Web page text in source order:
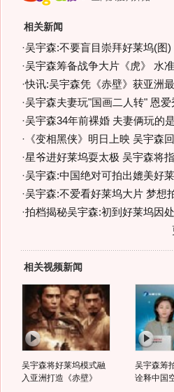
相关新闻
·吴宇森:不要盲目崇拜好莱坞(图)
·吴宇森筹备战争大片《虎》 水准
·快讯:吴宇森凭《赤壁》获亚洲
·吴宇森夫妻玩"国画二人转" 恩爱
·吴宇森34年前裸婚 夫妻俩玩的
· 《变相黑侠》明日上映 吴宇森
·星爷进好莱坞耍太极 吴宇森将
·吴宇森:中国绝对可拍出媲美好
·吴宇森:不爱看好莱坞大片 梦想
·拍档揭秘吴宇森:初到好莱坞因
相关视频新闻
吴宇森将好莱坞模式融
入亚洲打造《赤壁》
吴宇森筹
诠释中国